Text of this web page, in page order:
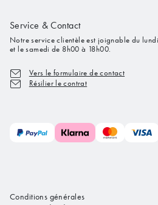
Service & Contact
Notre service clientèle est joignable du
et le samedi de 8h00 à 18h00.
Vers le formulaire de contact
Résilier le contrat
Conditions générales